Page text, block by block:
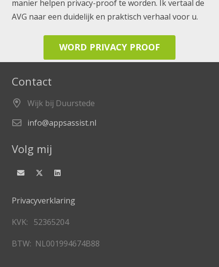
manier helpen privacy-proof te worden. Ik vertaal de
AVG naar een duidelijk en praktisch verhaal voor u.
WORD PRIVACY PROOF
Contact
Wijk bij Duurstede
info@appsassist.nl
Volg mij
Privacyverklaring
KVK: 52365204
BTW: NL001994674B88